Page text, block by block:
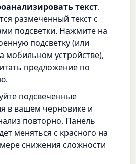
текст.
размеченный текст с
подсветки. Нажмите на
подсветку (или
мобильном устройстве),
предложение по
подсвеченные
в вашем черновике и
повторно. Панель
меняться с красного на
снижения сложности